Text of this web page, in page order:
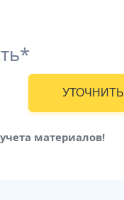
УТОЧНИТЬ
материалов!